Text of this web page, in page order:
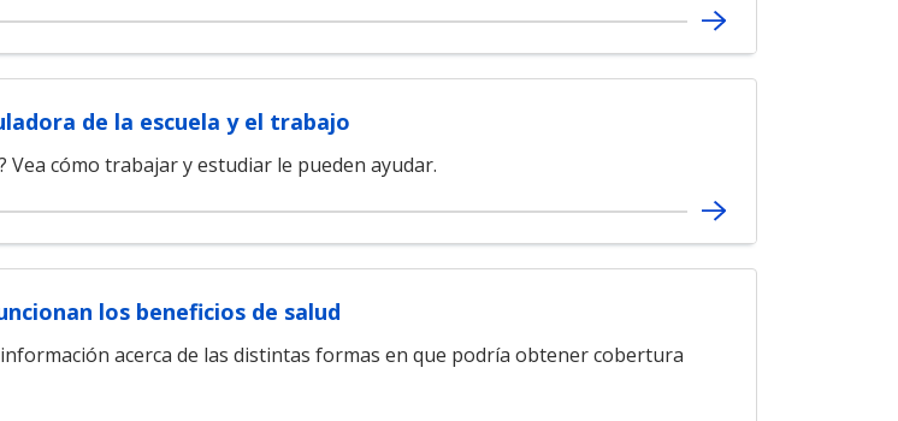
de la escuela y el trabajo
Vea cómo trabajar y estudiar le pueden ayudar.
los beneficios de salud
acerca de las distintas formas en que podría obtener cobertura